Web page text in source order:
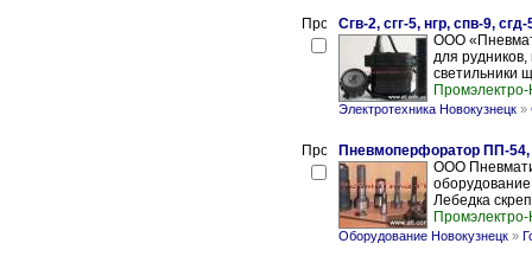
Сгв-2, сгг-5, нгр, спв-9,
ООО
для
светильники
Электротехника Новокузнецк »
Пневмоперфоратор ПП-
ООО
Лебедка
Оборудование Новокузнецк »